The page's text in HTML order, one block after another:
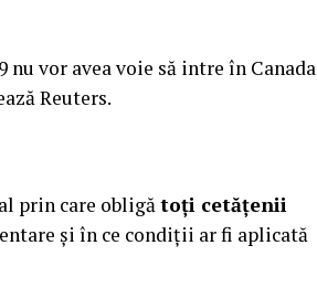
vor avea voie să intre în Canada
Reuters.
prin care obligătoți cetățenii
și în ce condiții ar fi aplicată